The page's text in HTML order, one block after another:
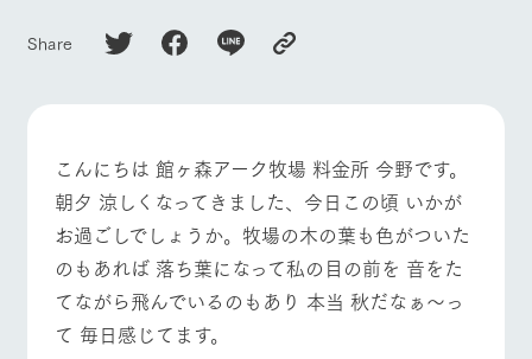
本日の営業時間
や牧場の天気、
状況などを毎日
Ark館ヶ森で開
催しているイベ
情報やスケジュ
ビゲート
施設・体験情報
フラワー
ガーデン
花のある美しい
自然環境の中、
動物とふ
れあう
アクティ
ビティ／
体験
牧場に行く
生産品を見る
ArkFarm Wedding
牧場トップ 今日の牧場 牧場の楽しみ方
イベント/フェア
Share
こんにちは 館ヶ森アーク牧場 料金所 今野です。
朝夕 涼しくなってきました、今日この頃 いかが
お過ごしでしょうか。牧場の木の葉も色がついた
のもあれば 落ち葉になって私の目の前を 音をた
てながら飛んでいるのもあり 本当 秋だなぁ～っ
て 毎日感じてます。